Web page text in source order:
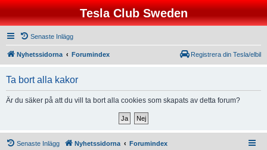
Tesla Club Sweden
Senaste Inlägg
Nyhetssidorna Forumindex Registrera din Tesla/elbil
Ta bort alla kakor
Är du säker på att du vill ta bort alla cookies som skapats av detta forum?
Senaste Inlägg Nyhetssidorna Forumindex